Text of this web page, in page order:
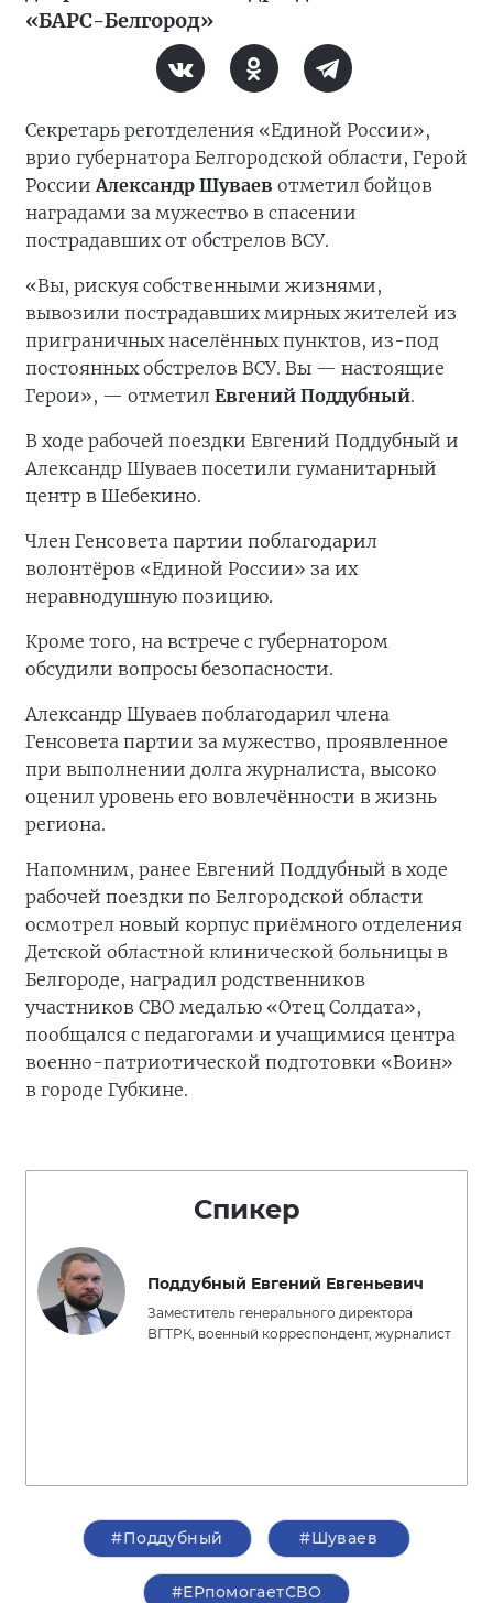
«БАРС-Белгород»
Секретарь реготделения «Единой России»,
врио губернатора Белгородской области, Герой
РоссииАлександр Шуваев отметил бойцов
наградами за мужество в спасении
пострадавших от обстрелов ВСУ.
«Вы, рискуя собственными жизнями,
вывозили пострадавших мирных жителей из
приграничных населённых пунктов, из-под
постоянных обстрелов ВСУ. Вы — настоящие
Герои», — отметил Евгений Поддубный.
В ходе рабочей поездки Евгений Поддубный и
Александр Шуваев посетили гуманитарный
центр в Шебекино.
Член Генсовета партии поблагодарил
волонтёров «Единой России» за их
неравнодушную позицию.
Кроме того, на встрече с губернатором
обсудили вопросы безопасности.
Александр Шуваев поблагодарил члена
Генсовета партии за мужество, проявленное
при выполнении долга журналиста, высоко
оценил уровень его вовлечённости в жизнь
региона.
Напомним, ранее Евгений Поддубный в ходе
рабочей поездки по Белгородской области
осмотрел новый корпус приёмного отделения
Детской областной клинической больницы в
Белгороде, наградил родственников
участников СВО медалью «Отец Солдата»,
пообщался с педагогами и учащимися центра
военно-патриотической подготовки «Воин»
в городе Губкине.
Спикер
Поддубный Евгений Евгеньевич
Заместитель генерального директора
ВГТРК, военный корреспондент, журналист
#Поддубный #Шуваев
#ЕРпомогаетСВО